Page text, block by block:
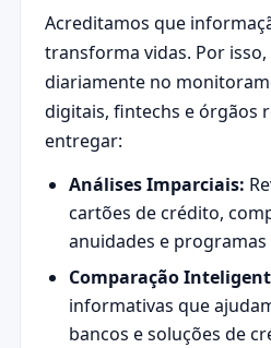
Acreditamos que
transforma vidas. Por
diariamente no
digitais, fintechs e órgãos
entregar:
Análises Imparciais:
cartões de crédito,
anuidades e
Comparação
informativas que
bancos e soluções de